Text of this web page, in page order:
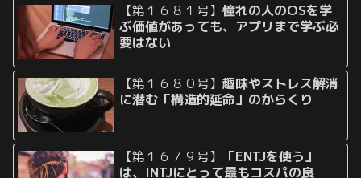
【第１６８１号】憧れの人のOSを学
ぶ価値があっても、アプリまで学ぶ必
要はない
【第１６８０号】趣味やストレス解消
に潜む「構造的延命」のからくり
【第１６７９号】
「ENTJを使う」
は、INTJにとって最もコスパの良